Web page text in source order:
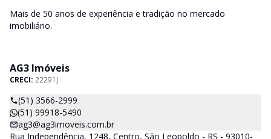
Mais de 50 anos de experiência e tradição no mercado
imobiliário.
AG3 Imóveis
CRECI: 22291J
(51) 3566-2999
(51) 99918-5490
ag3@ag3imoveis.com.br
Rua Independência, 1248, Centro, São Leopoldo - RS - 93010-